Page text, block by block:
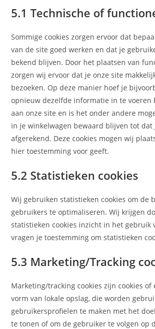
5.1 Technische of
Sommige cookies zorgen ervoor dat
van de site goed werken en dat je
bekend blijven. Door het plaatsen van
zorgen wij ervoor dat je onze site
bezoeken. Op deze manier hoef je
opnieuw dezelfde informatie in te voeren
aan onze site en is het onder andere
in je winkelwagen bewaard blijven tot dat
afgerekend. Deze cookies mogen wij
hier toestemming voor geeft.
5.2 Statistieken cookies
Wij gebruiken statistieken cookies om de
gebruikers te optimaliseren. Wij krijgen
statistieken cookies inzicht in het gebruik
vragen je toestemming om statistieken
5.3 Marketing/Tracking
Marketing/tracking cookies zijn cookies of
vorm van lokale opslag, die worden
gebruikersprofielen te maken met het
te tonen of om de gebruiker te volgen op